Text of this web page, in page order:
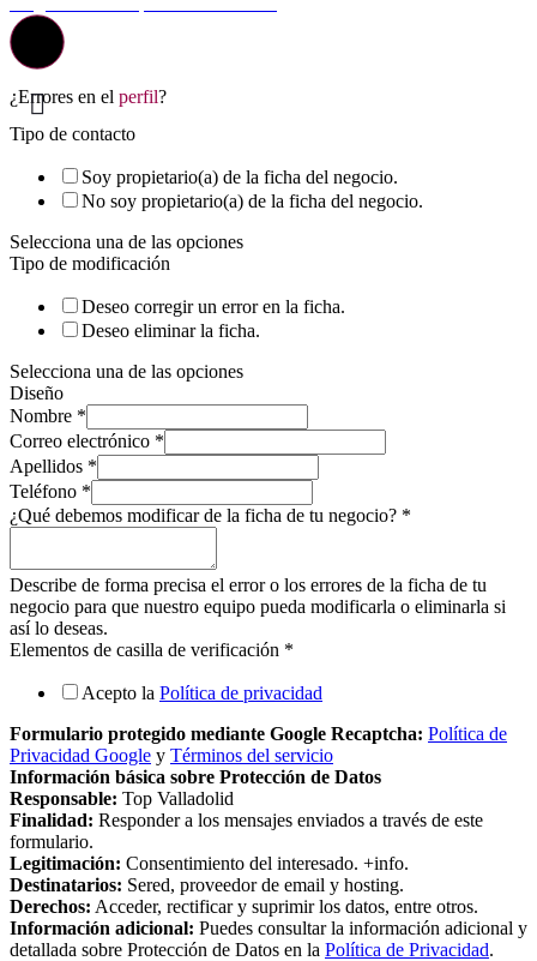
¿Errores en el perfil?
Tipo de contacto
Soy propietario(a) de la ficha del negocio.
No soy propietario(a) de la ficha del negocio.
Selecciona una de las opciones
Tipo de modificación
Deseo corregir un error en la ficha.
Deseo eliminar la ficha.
Selecciona una de las opciones
Diseño
Nombre *
Correo electrónico *
Apellidos *
Teléfono *
¿Qué debemos modificar de la ficha de tu negocio? *
Describe de forma precisa el error o los errores de la ficha de tu
negocio para que nuestro equipo pueda modificarla o eliminarla si
así lo deseas.
Elementos de casilla de verificación *
Acepto la Política de privacidad
Formulario protegido mediante Google Recaptcha: Política de
Privacidad Google y Términos del servicio
Información básica sobre Protección de Datos
Responsable: Top Valladolid
Finalidad: Responder a los mensajes enviados a través de este
formulario.
Legitimación: Consentimiento del interesado. +info.
Destinatarios: Sered, proveedor de email y hosting.
Derechos: Acceder, rectificar y suprimir los datos, entre otros.
Información adicional: Puedes consultar la información adicional y
detallada sobre Protección de Datos en la Política de Privacidad.